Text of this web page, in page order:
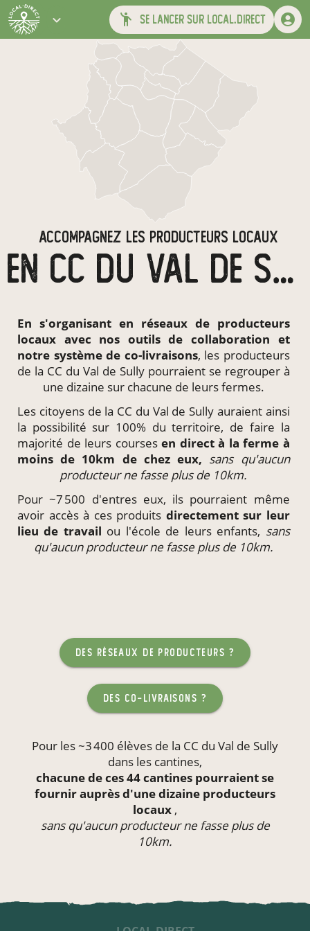
se lancer sur local.direct
ACCOMPAGNEZ LES PRODUCTEURS LOCAUX
EN CC DU VAL DE SULLY
En s'organisant en réseaux de producteurs
locaux avec nos outils de collaboration et
notre système de co-livraisons, les producteurs
de la CC du Val de Sully pourraient se regrouper à
une dizaine sur chacune de leurs fermes.
Les citoyens de la CC du Val de Sully auraient ainsi
la possibilité sur 100% du territoire, de faire la
majorité de leurs coursesen direct à la ferme à
moins de 10km de chez eux, sans qu'aucun
producteur ne fasse plus de 10km.
Pour ~7 500 d'entres eux, ils pourraient même
avoir accès à ces produits directementsur leur
lieu de travail ou l'école de leurs enfants, sans
qu'aucun producteur ne fasse plus de 10km.
des réseaux de producteurs ?
des co-livraisons ?
Pour les ~3 400 élèves de la CC du Val de Sully
dans les cantines,
chacune de ces 44 cantines pourraient se
fournir auprès d'une dizaine producteurs
locaux ,
sans qu'aucun producteur ne fasse plus de
10km.